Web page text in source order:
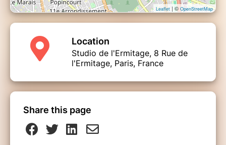
Leaflet | © OpenStreetMap
Location
Studio de l'Ermitage, 8 Rue de
l'Ermitage, Paris, France
Share this page